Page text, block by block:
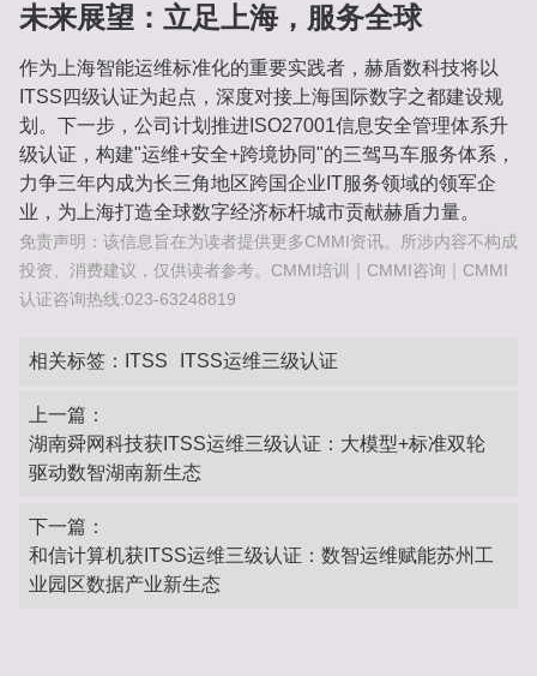
未来展望：立足上海，服务全球
作为上海智能运维标准化的重要实践者，赫盾数科技将以
ITSS四级认证为起点，深度对接上海国际数字之都建设规
划。下一步，公司计划推进ISO27001信息安全管理体系升
级认证，构建"运维+安全+跨境协同"的三驾马车服务体系，
力争三年内成为长三角地区跨国企业IT服务领域的领军企
业，为上海打造全球数字经济标杆城市贡献赫盾力量。
免责声明：该信息旨在为读者提供更多CMMI资讯。所涉内容不构成
投资、消费建议，仅供读者参考。CMMI培训｜CMMI咨询｜CMMI
认证咨询热线:023-63248819
相关标签： ITSS ITSS运维三级认证
上一篇：
湖南舜网科技获ITSS运维三级认证：大模型+标准双轮
驱动数智湖南新生态
下一篇：
和信计算机获ITSS运维三级认证：数智运维赋能苏州工
业园区数据产业新生态